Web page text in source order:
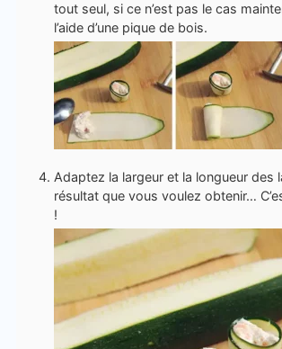
tout seul, si ce n’est pas le cas
l’aide d’une pique de bois.
Adaptez la largeur et la longueur des
résultat que vous voulez obtenir…
!